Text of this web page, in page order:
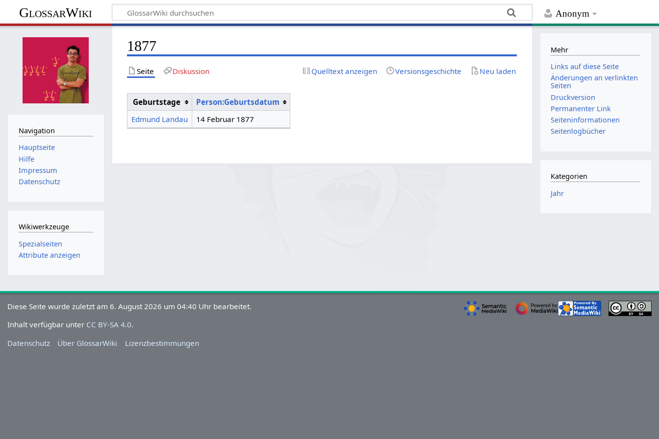
Anonym
GlossarWiki
1877
Seite Diskussion Quelltext anzeigen Versionsgeschichte Neu laden
Geburtstage
Person:Geburtsdatum
Edmund Landau
14 Februar 1877
Navigation
Hauptseite
Hilfe
Impressum
Datenschutz
Wikiwerkzeuge
Spezialseiten
Attribute anzeigen
Mehr
Links auf diese Seite
Änderungen an verlinkten
Seiten
Druckversion
Permanenter Link
Seiten­­informationen
Seitenlogbücher
Kategorien
Jahr
Diese Seite wurde zuletzt am 6. August 2026 um 04:40 Uhr bearbeitet.
Inhalt verfügbar unter CC BY-SA 4.0.
Datenschutz
Über GlossarWiki Lizenzbestimmungen